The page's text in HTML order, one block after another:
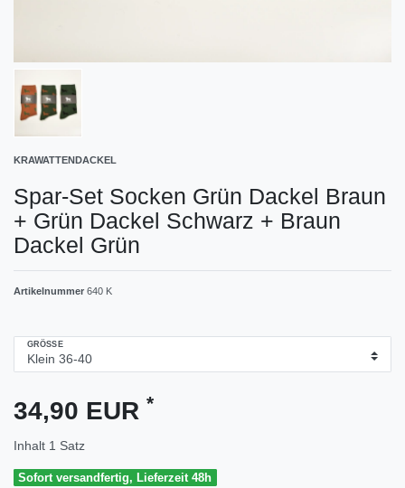
KRAWATTENDACKEL
Spar-Set Socken Grün Dackel Braun
+ Grün Dackel Schwarz + Braun
Dackel Grün
Artikelnummer 640 K
GRÖSSE
34,90 EUR *
Inhalt 1 Satz
Sofort versandfertig, Lieferzeit 48h